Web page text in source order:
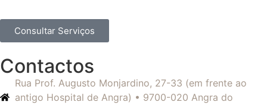
Consultar Serviços
Contactos
Rua Prof. Augusto Monjardino, 27-33 (em frente ao
antigo Hospital de Angra) • 9700-020 Angra do